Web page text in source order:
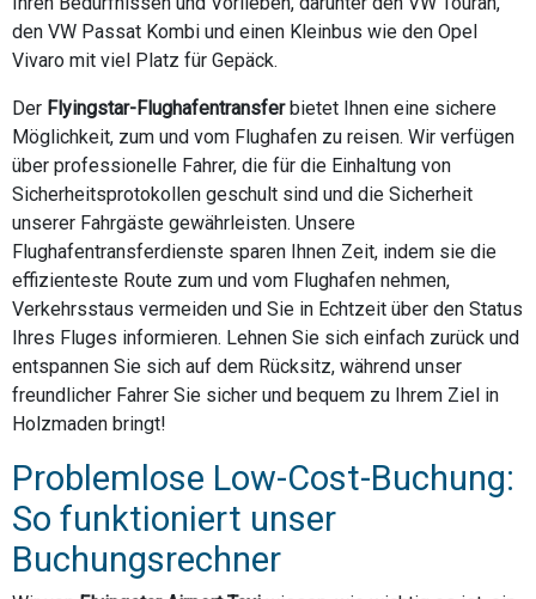
den VW Passat Kombi und einen Kleinbus wie den Opel
Vivaro mit viel Platz für Gepäck.
Der Flyingstar-Flughafentransferbietet Ihnen eine sichere
Möglichkeit, zum und vom Flughafen zu reisen. Wir verfügen
über professionelle Fahrer, die für die Einhaltung von
Sicherheitsprotokollen geschult sind und die Sicherheit
unserer Fahrgäste gewährleisten. Unsere
Flughafentransferdienste sparen Ihnen Zeit, indem sie die
effizienteste Route zum und vom Flughafen nehmen,
Verkehrsstaus vermeiden und Sie in Echtzeit über den Status
Ihres Fluges informieren. Lehnen Sie sich einfach zurück und
entspannen Sie sich auf dem Rücksitz, während unser
freundlicher Fahrer Sie sicher und bequem zu Ihrem Ziel in
Holzmaden bringt!
Problemlose Low-Cost-Buchung:
So funktioniert unser
Buchungsrechner